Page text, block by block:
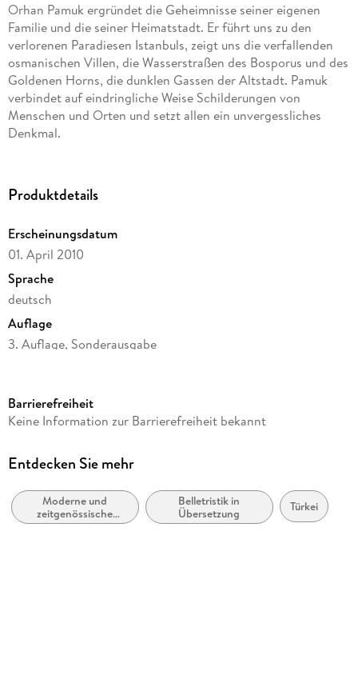
Orhan Pamuk ergründet die Geheimnisse seiner eigenen
Familie und die seiner Heimatstadt. Er führt uns zu den
verlorenen Paradiesen Istanbuls, zeigt uns die verfallenden
osmanischen Villen, die Wasserstraßen des Bosporus und des
Goldenen Horns, die dunklen Gassen der Altstadt. Pamuk
verbindet auf eindringliche Weise Schilderungen von
Menschen und Orten und setzt allen ein unvergessliches
Denkmal.
Produktdetails
Erscheinungsdatum
01. April 2010
Sprache
deutsch
Auflage
3. Auflage, Sonderausgabe
Reihe
Autor/Autorin
Übersetzung
Gerhard Meier
Barrierefreiheit
Keine Information zur Barrierefreiheit bekannt
Entdecken Sie mehr
Moderne und
zeitgenössische
Belletristik: allgemein
Belletristik in
Übersetzung
Türkei